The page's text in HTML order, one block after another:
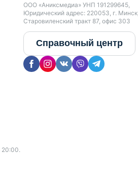
20:00.
ООО «Аниксмедиа» УНП 191299645,
Юридический адрес: 220053, г. Минск,
Старовиленский тракт 87, офис 303
Справочный центр